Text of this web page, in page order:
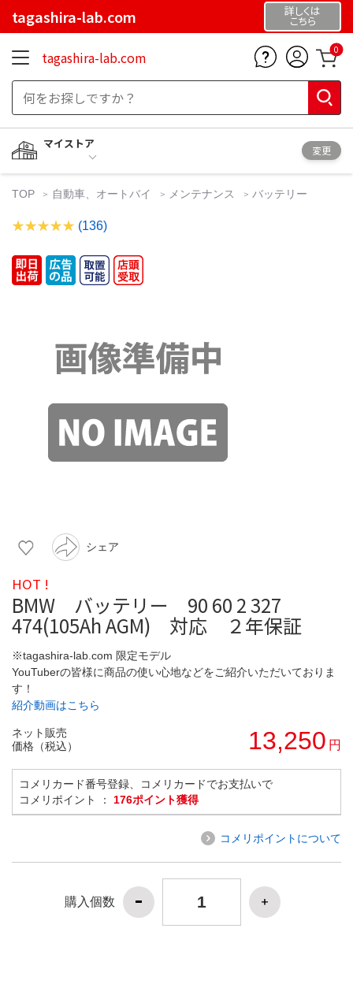
tagashira-lab.com 詳しくは
こちら
tagashira-lab.com 0
マイストア
変更
TOP 自動車、オートバイ メンテナンス バッテリー
(136)
シェア
HOT !
BMW バッテリー 90 60 2 327
474(105Ah AGM) 対応 ２年保証
※tagashira-lab.com 限定モデル
YouTuberの皆様に商品の使い心地などをご紹介いただいておりま
す！
紹介動画はこちら
ネット販売
価格（税込）
13,250 円
コメリカード番号登録、コメリカードでお支払いで
コメリポイント ： 176ポイント獲得
コメリポイントについて
購入個数